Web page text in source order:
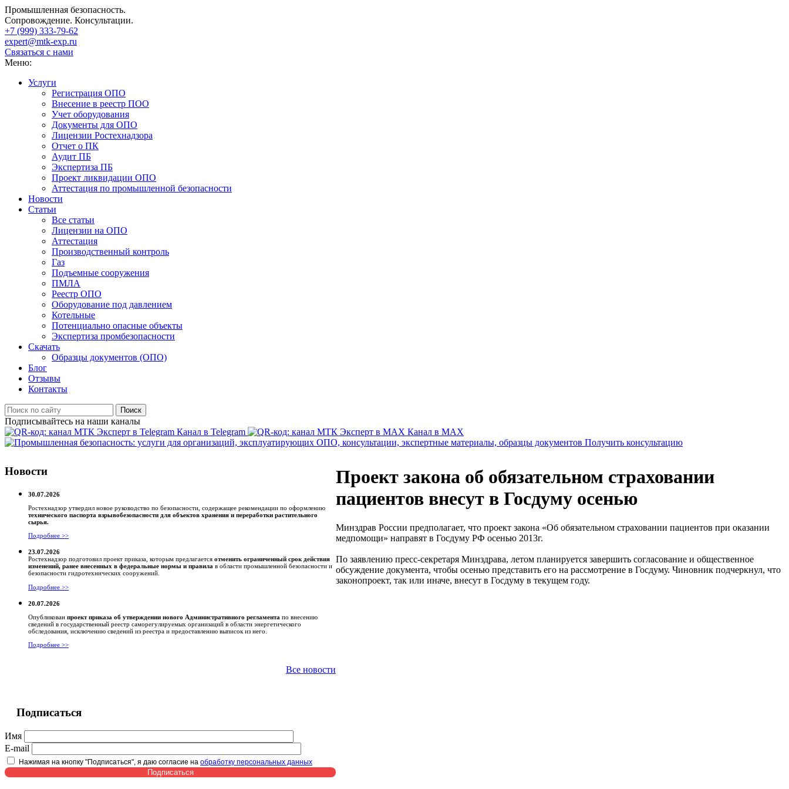
Промышленная безопасность.
Сопровождение. Консультации.
+7 (999) 333-79-62
expert@mtk-exp.ru
Связаться с нами
Меню:
Услуги
Регистрация ОПО
Внесение в реестр ПОО
Учет оборудования
Документы для ОПО
Лицензии Ростехнадзора
Отчет о ПК
Аудит ПБ
Экспертиза ПБ
Проект ликвидации ОПО
Аттестация по промышленной безопасности
Новости
Статьи
Все статьи
Лицензии на ОПО
Аттестация
Производственный контроль
Газ
Подъемные сооружения
ПМЛА
Реестр ОПО
Оборудование под давлением
Котельные
Потенциально опасные объекты
Экспертиза промбезопасности
Скачать
Образцы документов (ОПО)
Блог
Отзывы
Контакты
Поиск
Подписывайтесь на наши каналы
Канал в Telegram
Канал в MAX
Получить консультацию
Новости
30.07.2026
Ростехнадзор утвердил новое руководство по безопасности, содержащее рекомендации по оформлению
технического паспорта взрывобезопасности для объектов хранения и переработки растительного
сырья.
Подробнее >>
23.07.2026
Ростехнадзор подготовил проект приказа, которым предлагается отменить ограниченный срок действия
изменений, ранее внесенных в федеральные нормы и правила в области промышленной безопасности и
безопасности гидротехнических сооружений.
Подробнее >>
20.07.2026
Опубликован проект приказа об утверждении нового Административного регламента по внесению
сведений в государственный реестр саморегулируемых организаций в области энергетического
обследования, исключению сведений из реестра и предоставлению выписок из него.
Подробнее >>
Все новости
Подписаться
Имя
E-mail
Нажимая на кнопку "Подписаться", я даю согласие на обработку персональных данных
Проект закона об обязательном страховании
пациентов внесут в Госдуму осенью
Минздрав России предполагает, что проект закона «Об обязательном страховании пациентов при оказании
медпомощи» направят в Госдуму РФ осенью 2013г.
По заявлению пресс-секретаря Минздрава, летом планируется завершить согласование и общественное
обсуждение документа, чтобы осенью представить его на рассмотрение в Госдуму. Чиновник подчеркнул, что
законопроект, так или иначе, внесут в Госдуму в текущем году.